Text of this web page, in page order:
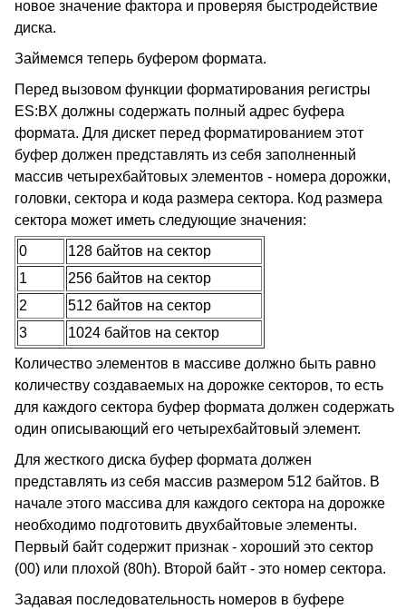
новое значение фактора и проверяя быстродействие
диска.
Займемся теперь буфером формата.
Перед вызовом функции форматирования регистры
ES:BX должны содержать полный адрес буфера
формата. Для дискет перед форматированием этот
буфер должен представлять из себя заполненный
массив четырехбайтовых элементов - номера дорожки,
головки, сектора и кода размера сектора. Код размера
сектора может иметь следующие значения:
0
128 байтов на сектор
1
256 байтов на сектор
2
512 байтов на сектор
3
1024 байтов на сектор
Количество элементов в массиве должно быть равно
количеству создаваемых на дорожке секторов, то есть
для каждого сектора буфер формата должен содержать
один описывающий его четырехбайтовый элемент.
Для жесткого диска буфер формата должен
представлять из себя массив размером 512 байтов. В
начале этого массива для каждого сектора на дорожке
необходимо подготовить двухбайтовые элементы.
Первый байт содержит признак - хороший это сектор
(00) или плохой (80h). Второй байт - это номер сектора.
Задавая последовательность номеров в буфере